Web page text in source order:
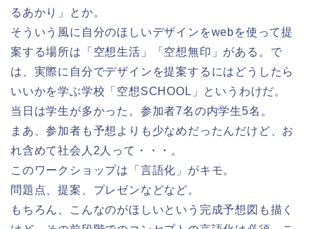
るあかり」とか。
そういう風に自分のほしいデザインをwebを使って提
案する場所は「空想生活」「空想無印」がある。で
は、実際に自分でデザインを提案するにはどうしたら
いいかを学ぶ学校「空想SCHOOL」というわけだ。
当日は学生が多かった。参加者7名の内学生5名。
まあ、参加者も予想よりも少なめだったんだけど、お
れ含めて社会人2人って・・・。
このワークショップは「言語化」がキモ。
問題点、提案、プレゼンなどなど。
もちろん、こんなのがほしいという完成予想図も描く